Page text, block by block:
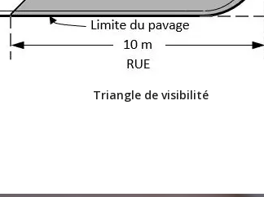
Triangle de visibilité